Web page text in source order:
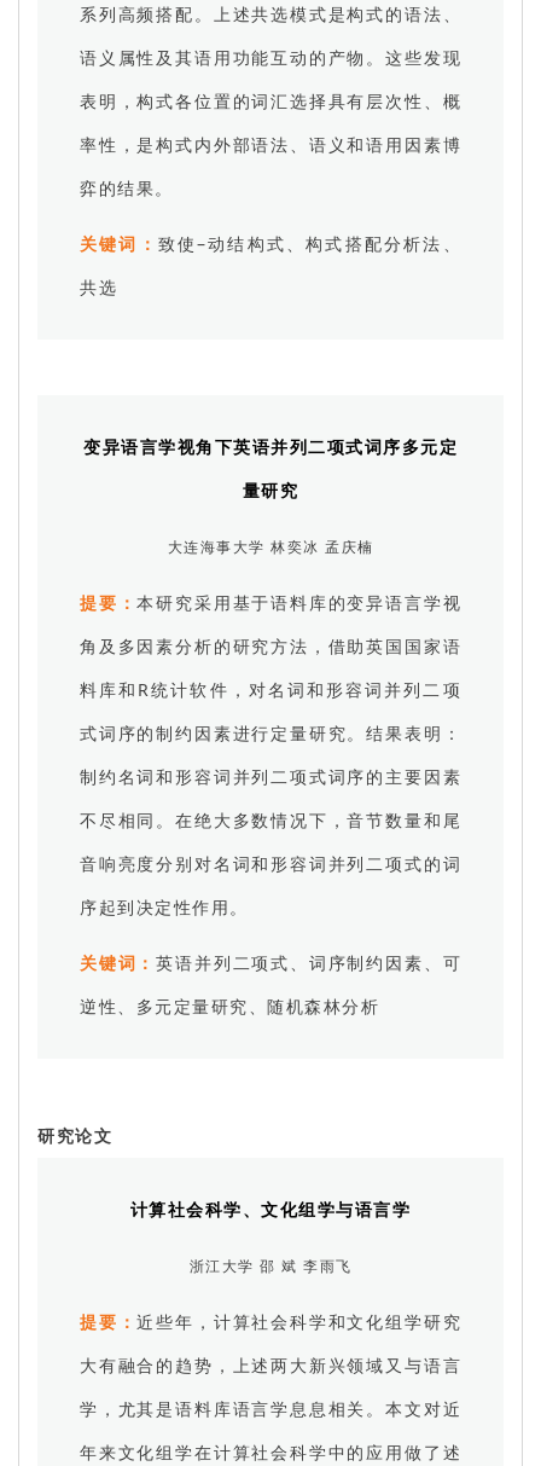
系列高频搭配。上述共选模式是构式的语法、
语义属性及其语用功能互动的产物。这些发现
表明，构式各位置的词汇选择具有层次性、概
率性，是构式内外部语法、语义和语用因素博
弈的结果。
关键词： 致使–动结构式、构式搭配分析法、
共选
变异语言学视角下英语并列二项式词序多元定
量研究
大连海事大学 林奕冰 孟庆楠
提要：本研究采用基于语料库的变异语言学视
角及多因素分析的研究方法，借助英国国家语
料库和R统计软件，对名词和形容词并列二项
式词序的制约因素进行定量研究。结果表明：
制约名词和形容词并列二项式词序的主要因素
不尽相同。在绝大多数情况下，音节数量和尾
音响亮度分别对名词和形容词并列二项式的词
序起到决定性作用。
关键词：英语并列二项式、词序制约因素、可
逆性、多元定量研究、随机森林分析
研究论文
计算社会科学、文化组学与语言学
浙江大学 邵 斌 李雨飞
提要：近些年，计算社会科学和文化组学研究
大有融合的趋势，上述两大新兴领域又与语言
学，尤其是语料库语言学息息相关。本文对近
年来文化组学在计算社会科学中的应用做了述